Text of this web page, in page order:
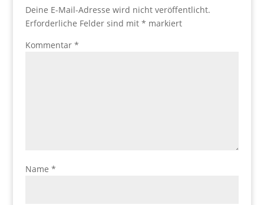
Deine E-Mail-Adresse wird nicht veröffentlicht.
Erforderliche Felder sind mit * markiert
Kommentar *
Name *